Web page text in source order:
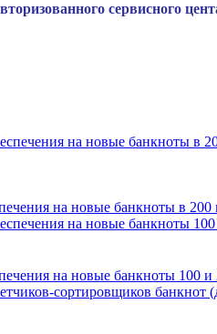
сервисного
на новые банкноты в 200
на новые банкноты 100 и